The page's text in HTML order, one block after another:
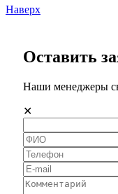
Наверх
Оставить
Наши менеджеры
✕